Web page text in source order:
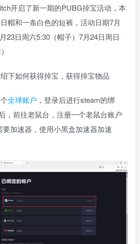
开启了新一期的PUBG掉宝活动，本
帽和一条白色的短裤，活动日期7月
23日周六5:30（帽子）7月24日周日
下如何获得掉宝，获得掉宝物品
全球账户 ，登录后进行steam的绑
，前往老鼠台，注册一个老鼠台账户
要加速器，使用小黑盒加速器加速